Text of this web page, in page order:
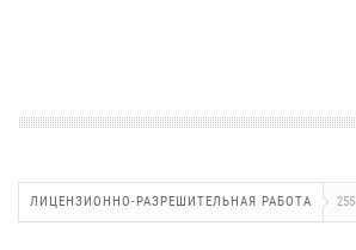
ЛИЦЕНЗИОННО-РАЗРЕШИТЕЛЬНАЯ РАБОТА 255